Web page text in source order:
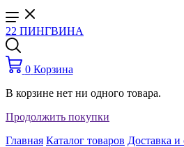
22 ПИНГВИНА
0 Корзина
В корзине нет ни одного товара.
Продолжить покупки
Главная Каталог товаров Доставка и